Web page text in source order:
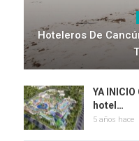
Hoteleros De
YA
hotel…
5 años hace